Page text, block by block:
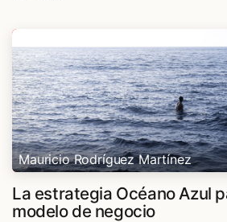
Mauricio Rodríguez Martínez
La estrategia Océano Azul
modelo de negocio